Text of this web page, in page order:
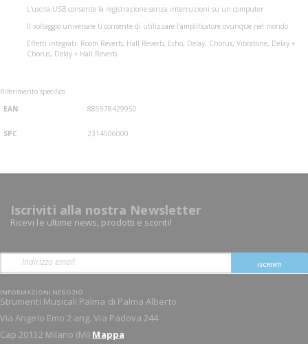
L'uscita USB consente la registrazione senza interruzioni su un computer
Il voltaggio universale ti consente di utilizzare l'amplificatore ovunque nel mondo
Effetti integrati: Room Reverb, Hall Reverb, Echo, Delay, Chorus, Vibratone, Delay +
Chorus, Delay + Hall Reverb
Riferimento specifico
EAN
885978429950
SPC 2314506000
Iscriviti alla nostra Newsletter
Ricevi le ultime news, prodotti e sconti!
ISCRIVITI
INFORMAZIONI NEGOZIO
Strumenti Musicali Palma di Palma Alberto
Via Angelo Emo 2 ang. Via Padova 244
Cap 20132 Milano (MI) Mappa